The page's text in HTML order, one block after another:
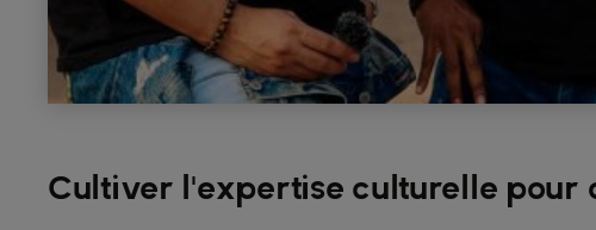
Cultiver l'expertise culturelle pour